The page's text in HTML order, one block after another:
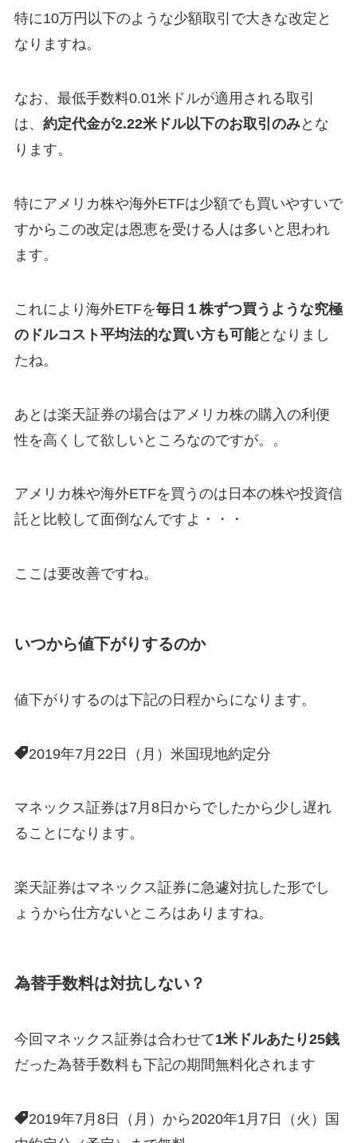
特に10万円以下のような少額取引で大きな改定と
なりますね。
なお、最低手数料0.01米ドルが適用される取引
は、 約定代金が2.22米ドル以下のお取引のみとな
ります。
特にアメリカ株や海外ETFは少額でも買いやすいで
すからこの改定は恩恵を受ける人は多いと思われ
ます。
これにより海外ETFを毎日１株ずつ買うような究極
のドルコスト平均法的な買い方も可能となりまし
たね。
あとは楽天証券の場合はアメリカ株の購入の利便
性を高くして欲しいところなのですが。。
アメリカ株や海外ETFを買うのは日本の株や投資信
託と比較して面倒なんですよ・・・
ここは要改善ですね。
いつから値下がりするのか
値下がりするのは下記の日程からになります。
2019年7月22日（月）米国現地約定分
マネックス証券は7月8日からでしたから少し遅れ
ることになります。
楽天証券はマネックス証券に急遽対抗した形でし
ょうから仕方ないところはありますね。
為替手数料は対抗しない？
今回マネックス証券は合わせて1米ドルあたり25銭
だった為替手数料も下記の期間無料化されます
2019年7月8日（月）から2020年1月7日（火）国